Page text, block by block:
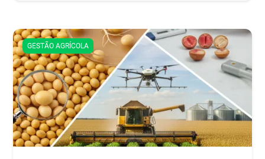
GESTÃO AGRÍCOLA